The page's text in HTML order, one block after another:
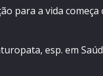
para a vida
esp. em